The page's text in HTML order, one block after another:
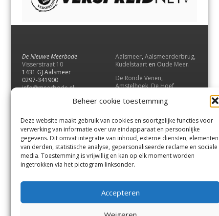
Beheer cookie toestemming
Deze website maakt gebruik van cookies en soortgelijke functies voor
verwerking van informatie over uw eindapparaat en persoonlijke
gegevens. Dit omvat integratie van inhoud, externe diensten, elementen
van derden, statistische analyse, gepersonaliseerde reclame en sociale
media. Toestemming is vrijwillig en kan op elk moment worden
ingetrokken via het pictogram linksonder.
Accepteren
De Nieuwe Meerbode
Visserstraat 10
1431 GJ Aalsmeer
0297-341900
info@meerbode.nl
Aalsmeer, Aalsmeerderbrug,
Kudelstaart en Oude Meer.
De Ronde Venen,
Amstelhoek,De Hoef,
Vrouwenakker,Waverveen
UithoornenDe Kwakel.
Contact
Andere uitgaven
Bezorgklacht
Vacatures
Voorwaarden
Privacyverklaring